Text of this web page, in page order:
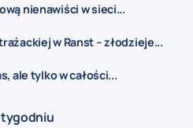
nienawiści w sieci...
w Ranst – złodzieje...
ale tylko w całości...